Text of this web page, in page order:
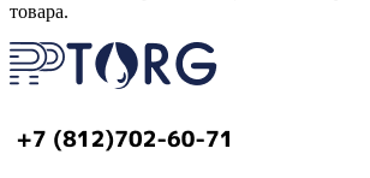
товара.